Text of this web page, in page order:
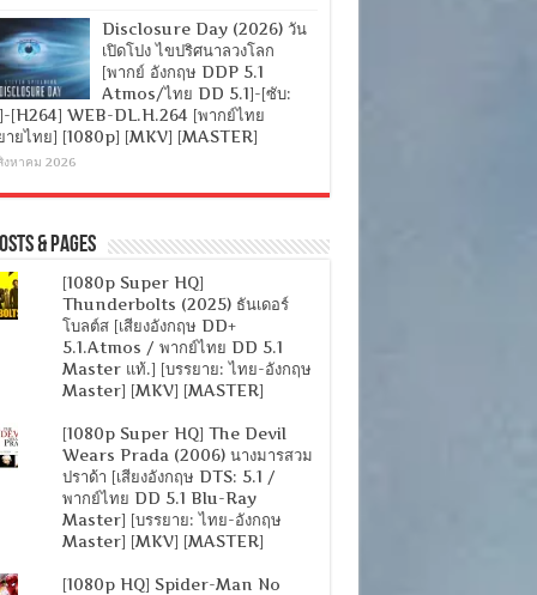
Disclosure Day (2026) วัน
เปิดโปง ไขปริศนาลวงโลก
[พากย์ อังกฤษ DDP 5.1
Atmos/ไทย DD 5.1]-[ซับ:
[H264] WEB-DL.H.264 [พากย์ไทย
ายไทย] [1080p] [MKV] [MASTER]
งหาคม 2026
& Pages
[1080p Super HQ]
Thunderbolts (2025) ธันเดอร์
โบลต์ส [เสียงอังกฤษ DD+
5.1.Atmos / พากย์ไทย DD 5.1
Master แท้.] [บรรยาย: ไทย-อังกฤษ
Master] [MKV] [MASTER]
[1080p Super HQ] The Devil
Wears Prada (2006) นางมารสวม
ปราด้า [เสียงอังกฤษ DTS: 5.1 /
พากย์ไทย DD 5.1 Blu-Ray
Master] [บรรยาย: ไทย-อังกฤษ
Master] [MKV] [MASTER]
[1080p HQ] Spider-Man No